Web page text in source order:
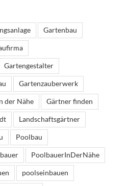
Gartenbau
Gartengestalter
Gartenzauberwerk
der Nähe Gärtner finden
Landschaftsgärtner
Poolbau
PoolbauerInDerNähe
poolseinbauen